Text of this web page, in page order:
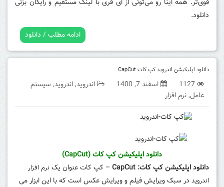
قوی‌تر. همه اینا رو می‌تونی از ای فری با لینک مستقیم و رایگان بزنی
دانلود.
ادامه مطلب / دانلود
دانلود اپلیکیشن اندروید کپ کات CapCut
1127 اسفند 7, 1400 اندروید,اندروید, سیستم
عامل,نرم افزار
دانلود اپلیکیشن کپ کات (CapCut)
دانلود اپلیکیشن کپ کات: CapCut
– کپ کات عنوان یک نرم افزار
اندروید در سبک ویرایش فیلم و ویرایش عکس است که با این ابزار می